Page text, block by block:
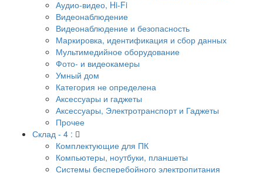
Аудио-видео, Hi-Fi
Видеонаблюдение
Видеонаблюдение и безопасность
Маркировка, идентификация и сбор данных
Мультимедийное оборудование
Фото- и видеокамеры
Умный дом
Категория не определена
Аксессуары и гаджеты
Аксессуары, Электротранспорт и Гаджеты
Прочее
Склад - 4 :
Комплектующие для ПК
Компьютеры, ноутбуки, планшеты
Системы бесперебойного электропитания